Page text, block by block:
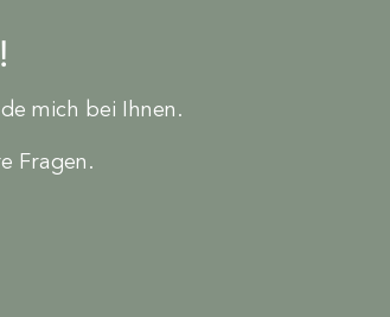
mich bei Ihnen.
Fragen.